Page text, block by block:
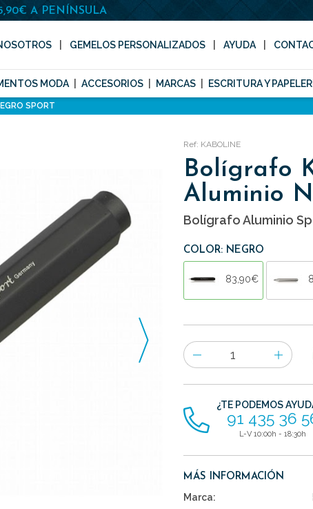
A PENÍNSULA
GEMELOS PERSONALIZADOS AYUDA
MODA ACCESORIOS MARCAS ESCRITURA Y
SPORT
Ref: KABOLINE
Bolígrafo
Aluminio
Bolígrafo Aluminio
COLOR: NEGRO
83,90€
Número
de
artículos
¿TE PODEMOS
91 435 36
L-V 10:00h - 18:30h
MÁS INFORMACIÓN
Marca: